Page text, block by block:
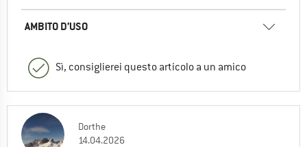
AMBITO D’USO
Sì, consiglierei questo articolo a un amico
Dorthe
14.04.2026